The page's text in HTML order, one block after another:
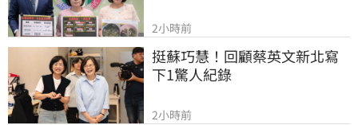
2小時前
挺蘇巧慧！回顧蔡英文新北寫
下1驚人紀錄
2小時前